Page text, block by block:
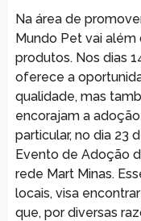
Na área de
Mundo Pet vai
produtos. Nos dias
oferece a
qualidade, mas
encorajam a
particular, no dia 23
Evento de Adoção
rede Mart Minas.
locais, visa
que, por diversas